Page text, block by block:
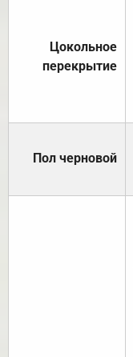
Цокольное
перекрытие
Пол черновой